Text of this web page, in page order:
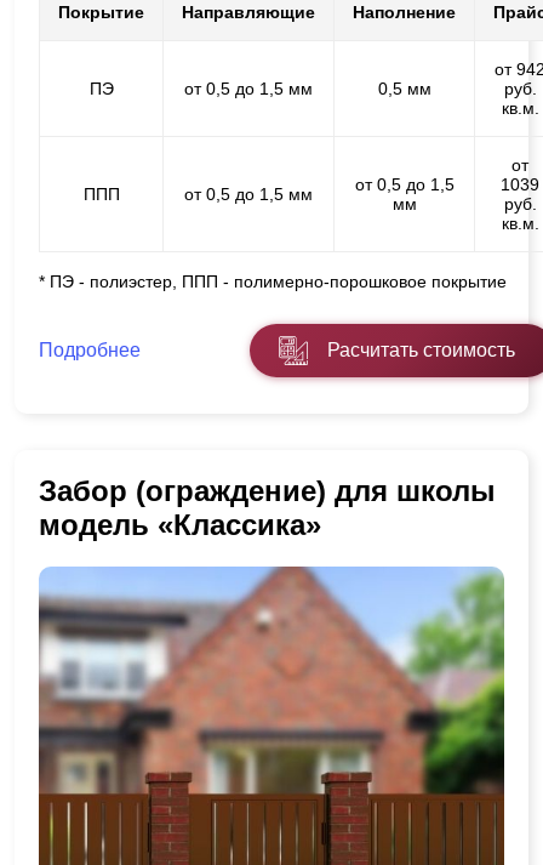
Покрытие Направляющие Наполнение
ПЭ от 0,5 до 1,5 мм 0,5 мм
от
руб.
кв.м.
ППП от 0,5 до 1,5 мм
от 0,5 до 1,5
мм
от
1039
руб.
кв.м.
* ПЭ - полиэстер, ППП - полимерно-порошковое покрытие
Подробнее Расчитать стоимость
Забор (ограждение) для школы
модель «Классика»